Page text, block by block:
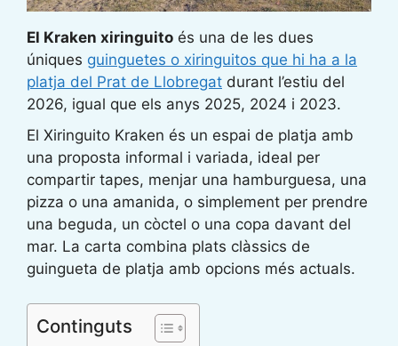
El Kraken xiringuito és una de les dues
úniques guinguetes o xiringuitos que hi ha a la
platja del Prat de Llobregat durant l’estiu del
2026, igual que els anys 2025, 2024 i 2023.
El Xiringuito Kraken és un espai de platja amb
una proposta informal i variada, ideal per
compartir tapes, menjar una hamburguesa, una
pizza o una amanida, o simplement per prendre
una beguda, un còctel o una copa davant del
mar. La carta combina plats clàssics de
guingueta de platja amb opcions més actuals.
Continguts